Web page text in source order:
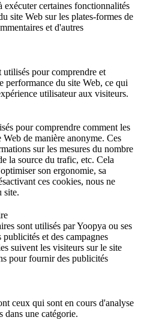
certaines fonctionnalités
site Web sur les plates-formes de
et d'autres
pour comprendre et
performance du site Web, ce qui
utilisateur aux visiteurs.
pour comprendre comment les
de manière anonyme. Ces
sur les mesures du nombre
la source du trafic, etc. Cela
son ergonomie, sa
ces cookies, nous ne
site.
sont utilisés par Yoopya ou ses
et des campagnes
suivent les visiteurs sur le site
pour fournir des publicités
ceux qui sont en cours d'analyse
dans une catégorie.